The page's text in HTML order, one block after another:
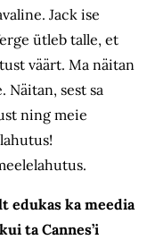
Jack ise
ütleb talle, et
väärt. Ma näitan
Näitan, sest sa
ning meie
edukas ka meedia
ta Cannes’i